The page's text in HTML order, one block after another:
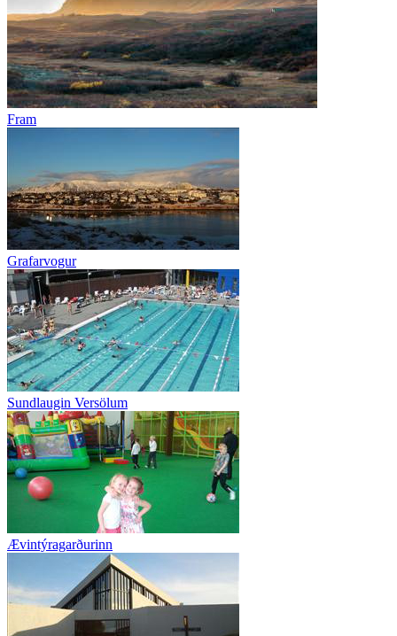
Fram
Grafarvogur
Sundlaugin Versölum
Ævintýragarðurinn